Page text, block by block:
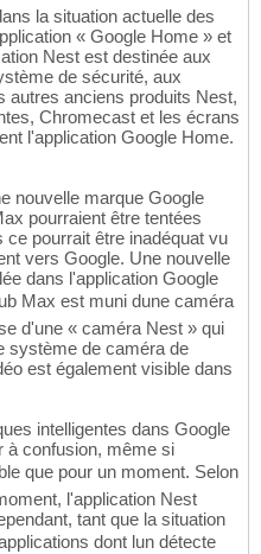
la situation actuelle des
« Google Home » et
Nest est destinée aux
de sécurité, aux
autres anciens produits Nest,
Chromecast et les écrans
l'application Google Home.
nouvelle marque Google
pourraient être tentées
pourrait être inadéquat vu
vers Google. Une nouvelle
dans l'application Google
Max est muni dune caméra
d'une « caméra Nest » qui
système de caméra de
est également visible dans
intelligentes dans Google
à confusion, même si
que pour un moment. Selon
l'application Nest
tant que la situation
dont lun détecte